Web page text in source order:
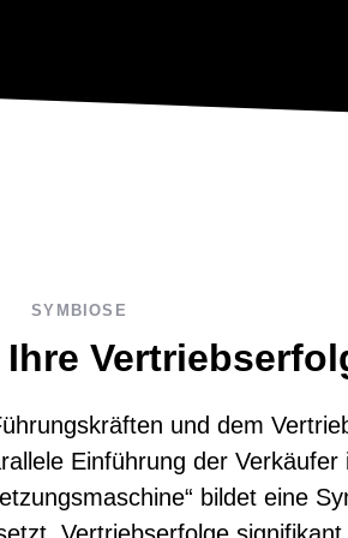
SYMBIOSE
und dem
Einführung der Verkäufer
bildet eine